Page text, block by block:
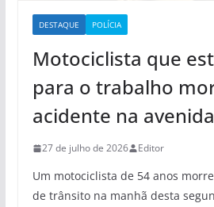
DESTAQUE POLÍCIA
Motociclista que
para o trabalho
acidente na
27 de julho de 2026 Editor
Um motociclista de 54 anos
de trânsito na manhã desta